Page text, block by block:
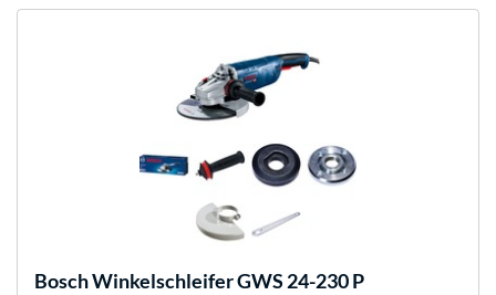
BoschWinkelschleifer GWS 24-230 P